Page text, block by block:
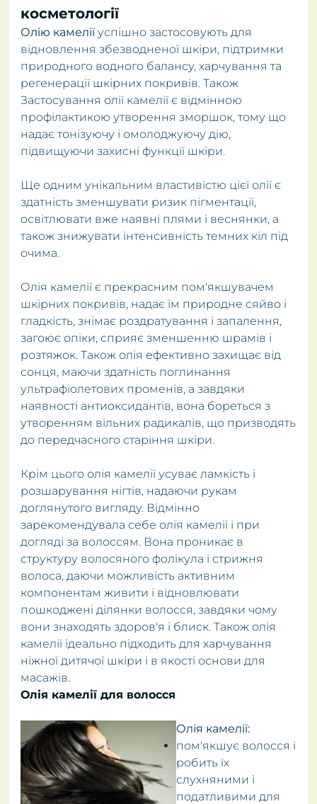
косметології
Олію камелії успішно застосовують для
відновлення збезводненої шкіри, підтримки
природного водного балансу, харчування та
регенерації шкірних покривів. Також
Застосування олії камелії є відмінною
профілактикою утворення зморшок, тому що
надає тонізуючу і омолоджуючу дію,
підвищуючи захисні функції шкіри.
Ще одним унікальним властивістю цієї олії є
здатність зменшувати ризик пігментації,
освітлювати вже наявні плями і веснянки, а
також знижувати інтенсивність темних кіл під
очима.
Олія камелії є прекрасним пом'якшувачем
шкірних покривів, надає їм природне сяйво і
гладкість, знімає роздратування і запалення,
загоює опіки, сприяє зменшенню шрамів і
розтяжок. Також олія ефективно захищає від
сонця, маючи здатність поглинання
ультрафіолетових променів, а завдяки
наявності антиоксидантів, вона бореться з
утворенням вільних радикалів, що призводять
до передчасного старіння шкіри.
Крім цього олія камелії усуває ламкість і
розшарування нігтів, надаючи рукам
доглянутого вигляду. Відмінно
зарекомендувала себе олія камелії і при
догляді за волоссям. Вона проникає в
структуру волосяного фолікула і стрижня
волоса, даючи можливість активним
компонентам живити і відновлювати
пошкоджені ділянки волосся, завдяки чому
вони знаходять здоров'я і блиск. Також олія
камелії ідеально підходить для харчування
ніжної дитячої шкіри і в якості основи для
масажів.
Олія камелії для волосся
Олія камелії:
пом'якшує волосся і
робить їх
слухняними і
податливими для